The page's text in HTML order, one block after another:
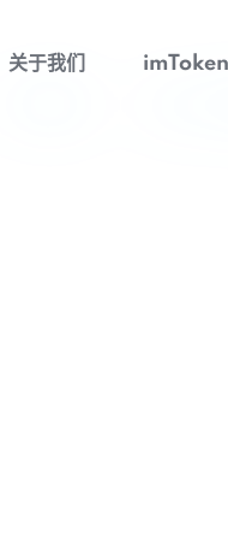
关于我们